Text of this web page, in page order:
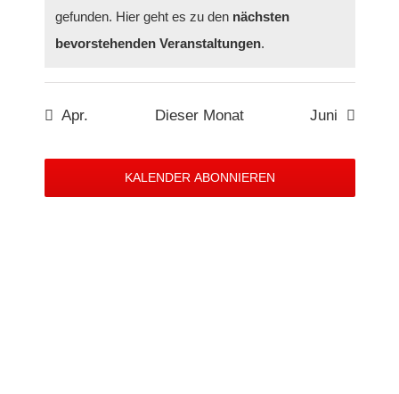
gefunden. Hier geht es zu den nächsten
bevorstehenden Veranstaltungen.
Apr. Dieser Monat Juni
KALENDER ABONNIEREN